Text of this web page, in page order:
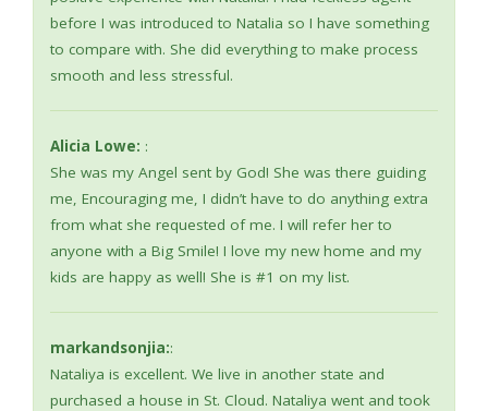
before I was introduced to Natalia so I have something
to compare with. She did everything to make process
smooth and less stressful.
Alicia Lowe: :
She was my Angel sent by God! She was there guiding
me, Encouraging me, I didn’t have to do anything extra
from what she requested of me. I will refer her to
anyone with a Big Smile! I love my new home and my
kids are happy as well! She is #1 on my list.
markandsonjia::
Nataliya is excellent. We live in another state and
purchased a house in St. Cloud. Nataliya went and took